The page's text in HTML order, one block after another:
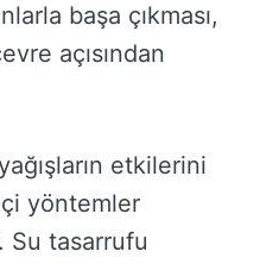
başa çıkması,
açısından
etkilerini
yöntemler
Su tasarrufu